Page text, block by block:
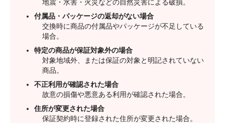
地震・水害・火災などの自然災害による破損。
付属品・パッケージの返却がない場合
交換時に商品の付属品やパッケージが不足している
場合。
特定の商品が保証対象外の場合
対象地域外、または保証の対象と明記されていない
商品。
不正利用が確認された場合
故意の損傷や悪意ある利用が確認された場合。
住所が変更された場合
保証契約時に登録された住所が変更された場合。